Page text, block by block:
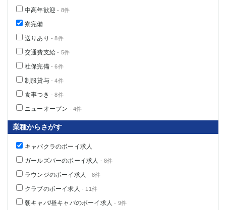
中高年歓迎 - 8件
寮完備
送りあり - 8件
交通費支給 - 5件
社保完備- 6件
制服貸与- 4件
食事つき - 8件
ニューオープン - 4件
業種からさがす
キャバクラのボーイ求人
ガールズバーのボーイ求人 - 8件
ラウンジのボーイ求人 - 8件
クラブのボーイ求人 - 11件
朝キャバ/昼キャバのボーイ求人 - 9件